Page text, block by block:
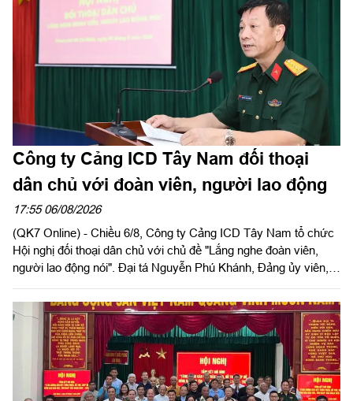
Công ty Cảng ICD Tây Nam đối thoại
dân chủ với đoàn viên, người lao động
17:55 06/08/2026
(QK7 Online) - Chiều 6/8, Công ty Cảng ICD Tây Nam tổ chức
Hội nghị đối thoại dân chủ với chủ đề "Lắng nghe đoàn viên,
người lao động nói". Đại tá Nguyễn Phú Khánh, Đảng ủy viên,
Thượng tá Nguyễn Ngọc Khánh, Giám đốc Công ty Cảng ICD
Tây Nam chủ trì hội nghị. Dự hội nghị có Đại tá Phạm Thị Thu
Hương, Trưởng phòng Công tác quần chúng, Cục Chính trị
Quân khu 7; Đại tá Trần Thị Mỹ Châu, Phó Tổng giám đốc
Công ty Tây Nam cùng đông đảo cán bộ, đoàn viên, người lao
động Công ty Cảng ICD Tây Nam.